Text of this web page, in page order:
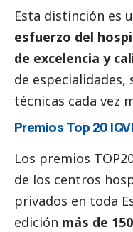
Esta distinción es
esfuerzo del
de excelencia y
de especialidades,
técnicas cada vez
Premios Top 20
Los premios
de los centros
privados en toda
edición más de